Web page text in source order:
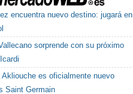
encuentra nuevo destino: jugará en
sorprende con su próximo
Akliouche es oficialmente nuevo
Saint Germain